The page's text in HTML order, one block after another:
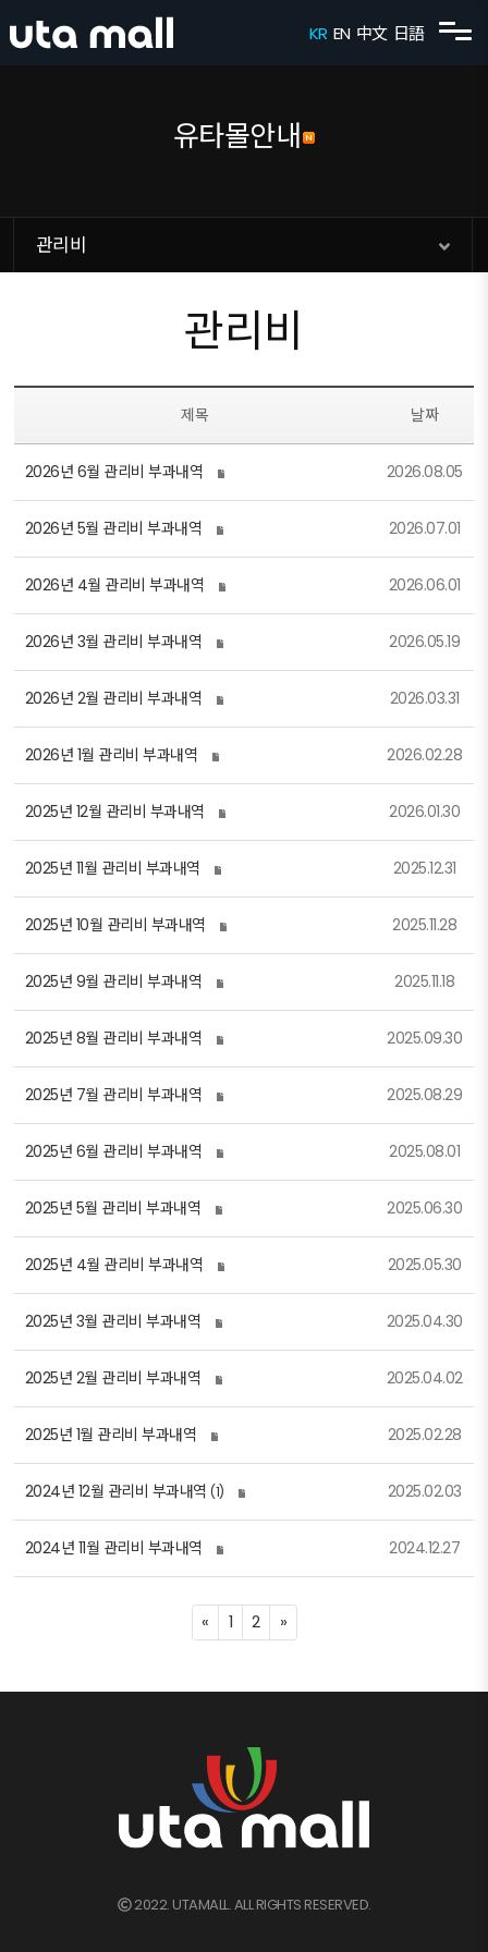
KR EN 中文 日語
유타몰안내
관리비
관리비
제목 날짜
2026년 6월 관리비 부과내역 2026.08.05
2026년 5월 관리비 부과내역 2026.07.01
2026년 4월 관리비 부과내역 2026.06.01
2026년 3월 관리비 부과내역 2026.05.19
2026년 2월 관리비 부과내역 2026.03.31
2026년 1월 관리비 부과내역 2026.02.28
2025년 12월 관리비 부과내역 2026.01.30
2025년 11월 관리비 부과내역 2025.12.31
2025년 10월 관리비 부과내역 2025.11.28
2025년 9월 관리비 부과내역 2025.11.18
2025년 8월 관리비 부과내역 2025.09.30
2025년 7월 관리비 부과내역 2025.08.29
2025년 6월 관리비 부과내역 2025.08.01
2025년 5월 관리비 부과내역 2025.06.30
2025년 4월 관리비 부과내역 2025.05.30
2025년 3월 관리비 부과내역 2025.04.30
2025년 2월 관리비 부과내역 2025.04.02
2025년 1월 관리비 부과내역 2025.02.28
2024년 12월 관리비 부과내역 (1) 2025.02.03
2024년 11월 관리비 부과내역 2024.12.27
«Previous
1 2 »Next
2022. UTAMALL. ALL RIGHTS RESERVED.